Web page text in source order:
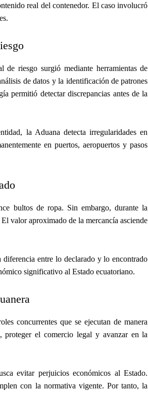
real del contenedor. El caso involucró
riesgo surgió mediante herramientas de
de datos y la identificación de patrones
permitió detectar discrepancias antes de la
la Aduana detecta irregularidades en
en puertos, aeropuertos y pasos
bultos de ropa. Sin embargo, durante la
valor aproximado de la mercancía asciende
entre lo declarado y lo encontrado
significativo al Estado ecuatoriano.
concurrentes que se ejecutan de manera
proteger el comercio legal y avanzar en la
evitar perjuicios económicos al Estado.
con la normativa vigente. Por tanto, la